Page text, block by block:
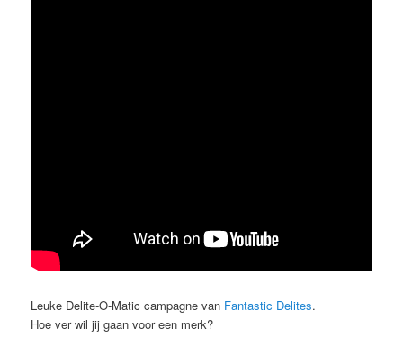
Leuke Delite-O-Matic campagne van Fantastic Delites.
Hoe ver wil jij gaan voor een merk?